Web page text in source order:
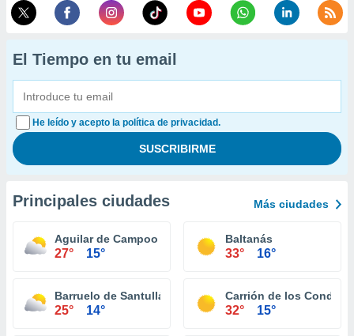
El Tiempo en tu email
He leído y acepto la política de privacidad.
Principales ciudades Más ciudades
Aguilar de Campoo
27° 15°
Baltanás
33° 16°
Barruelo de Santullán
25° 14°
Carrión de los Condes
32° 15°